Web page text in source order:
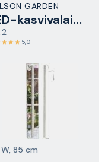
GARDEN
LED-kasvivalaisin
5,0
85 cm